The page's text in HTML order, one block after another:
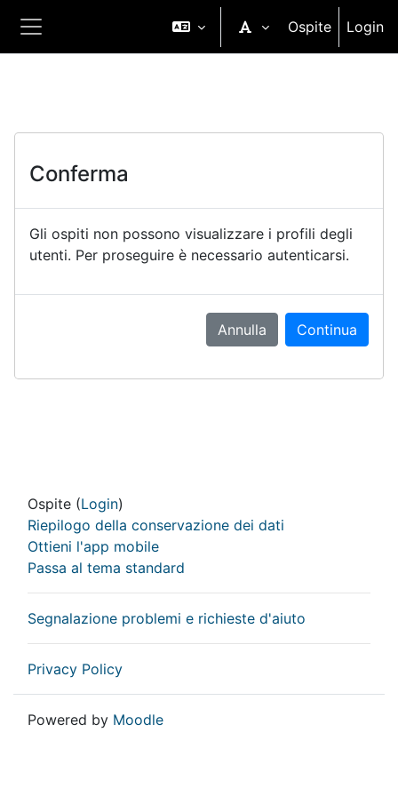
Pannello laterale
Ospite Login
Conferma
Gli ospiti non possono visualizzare i profili degli
utenti. Per proseguire è necessario autenticarsi.
Annulla Continua
Ospite (Login)
Riepilogo della conservazione dei dati
Ottieni l'app mobile
Passa al tema standard
Segnalazione problemi e richieste d'aiuto
Privacy Policy
Powered by Moodle